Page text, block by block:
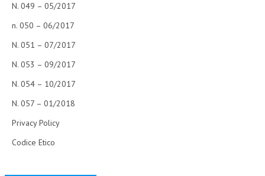
COSTITUZIONALE
CIVILE
TRIBUTARIA
PENALE
N. 049 – 05/2017
n. 050 – 06/2017
N. 051 – 07/2017
N. 053 – 09/2017
N. 054 – 10/2017
N. 057 – 01/2018
Privacy Policy
Codice Etico